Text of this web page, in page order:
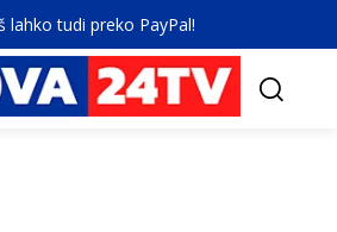
lahko tudi preko PayPal!